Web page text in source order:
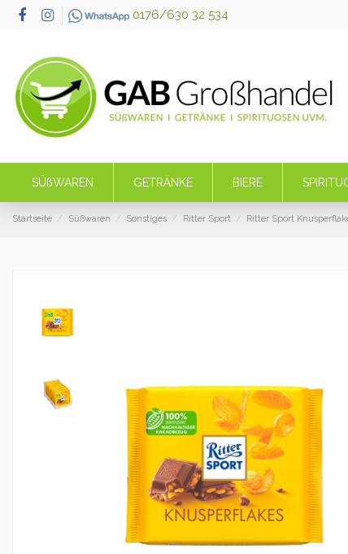
0176/630 32 534
SÜßWAREN GETRÄNKE BIERE
Startseite Süßwaren Sonstiges Ritter Sport Ritter Sport